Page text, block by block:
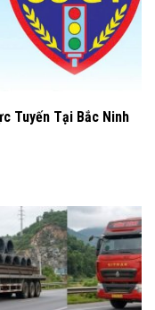
Tuyến Tại Bắc Ninh